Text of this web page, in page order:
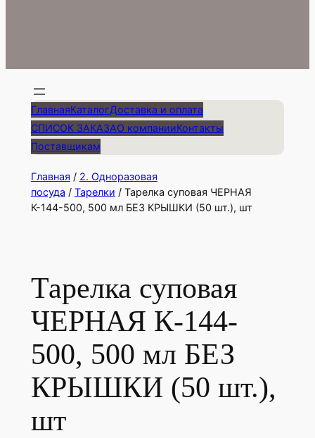
ГлавнаяКаталогДоставка и оплата
СПИСОК ЗАКАЗАО компанииКонтакты
Поставщикам
Главная / 2. Одноразовая
посуда / Тарелки / Тарелка суповая ЧЕРНАЯ
К-144-500, 500 мл БЕЗ КРЫШКИ (50 шт.), шт
Тарелка суповая
ЧЕРНАЯ К-144-
500, 500 мл БЕЗ
КРЫШКИ (50 шт.),
шт